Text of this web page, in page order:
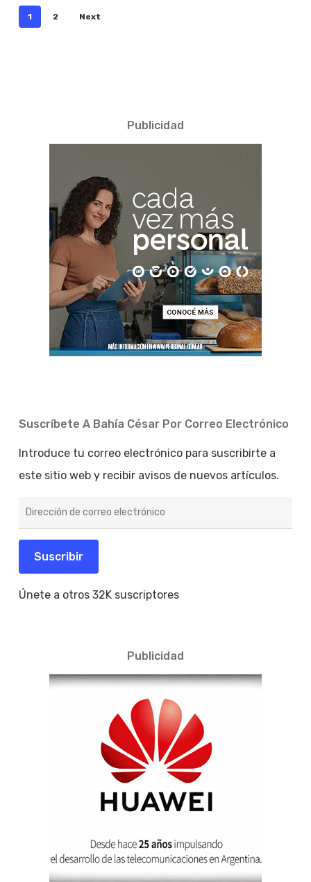
1 2 Next
Publicidad
Suscríbete A Bahía César Por Correo Electrónico
Introduce tu correo electrónico para suscribirte a
este sitio web y recibir avisos de nuevos artículos.
de
electrónico
Suscribir
Únete a otros 32K suscriptores
Publicidad